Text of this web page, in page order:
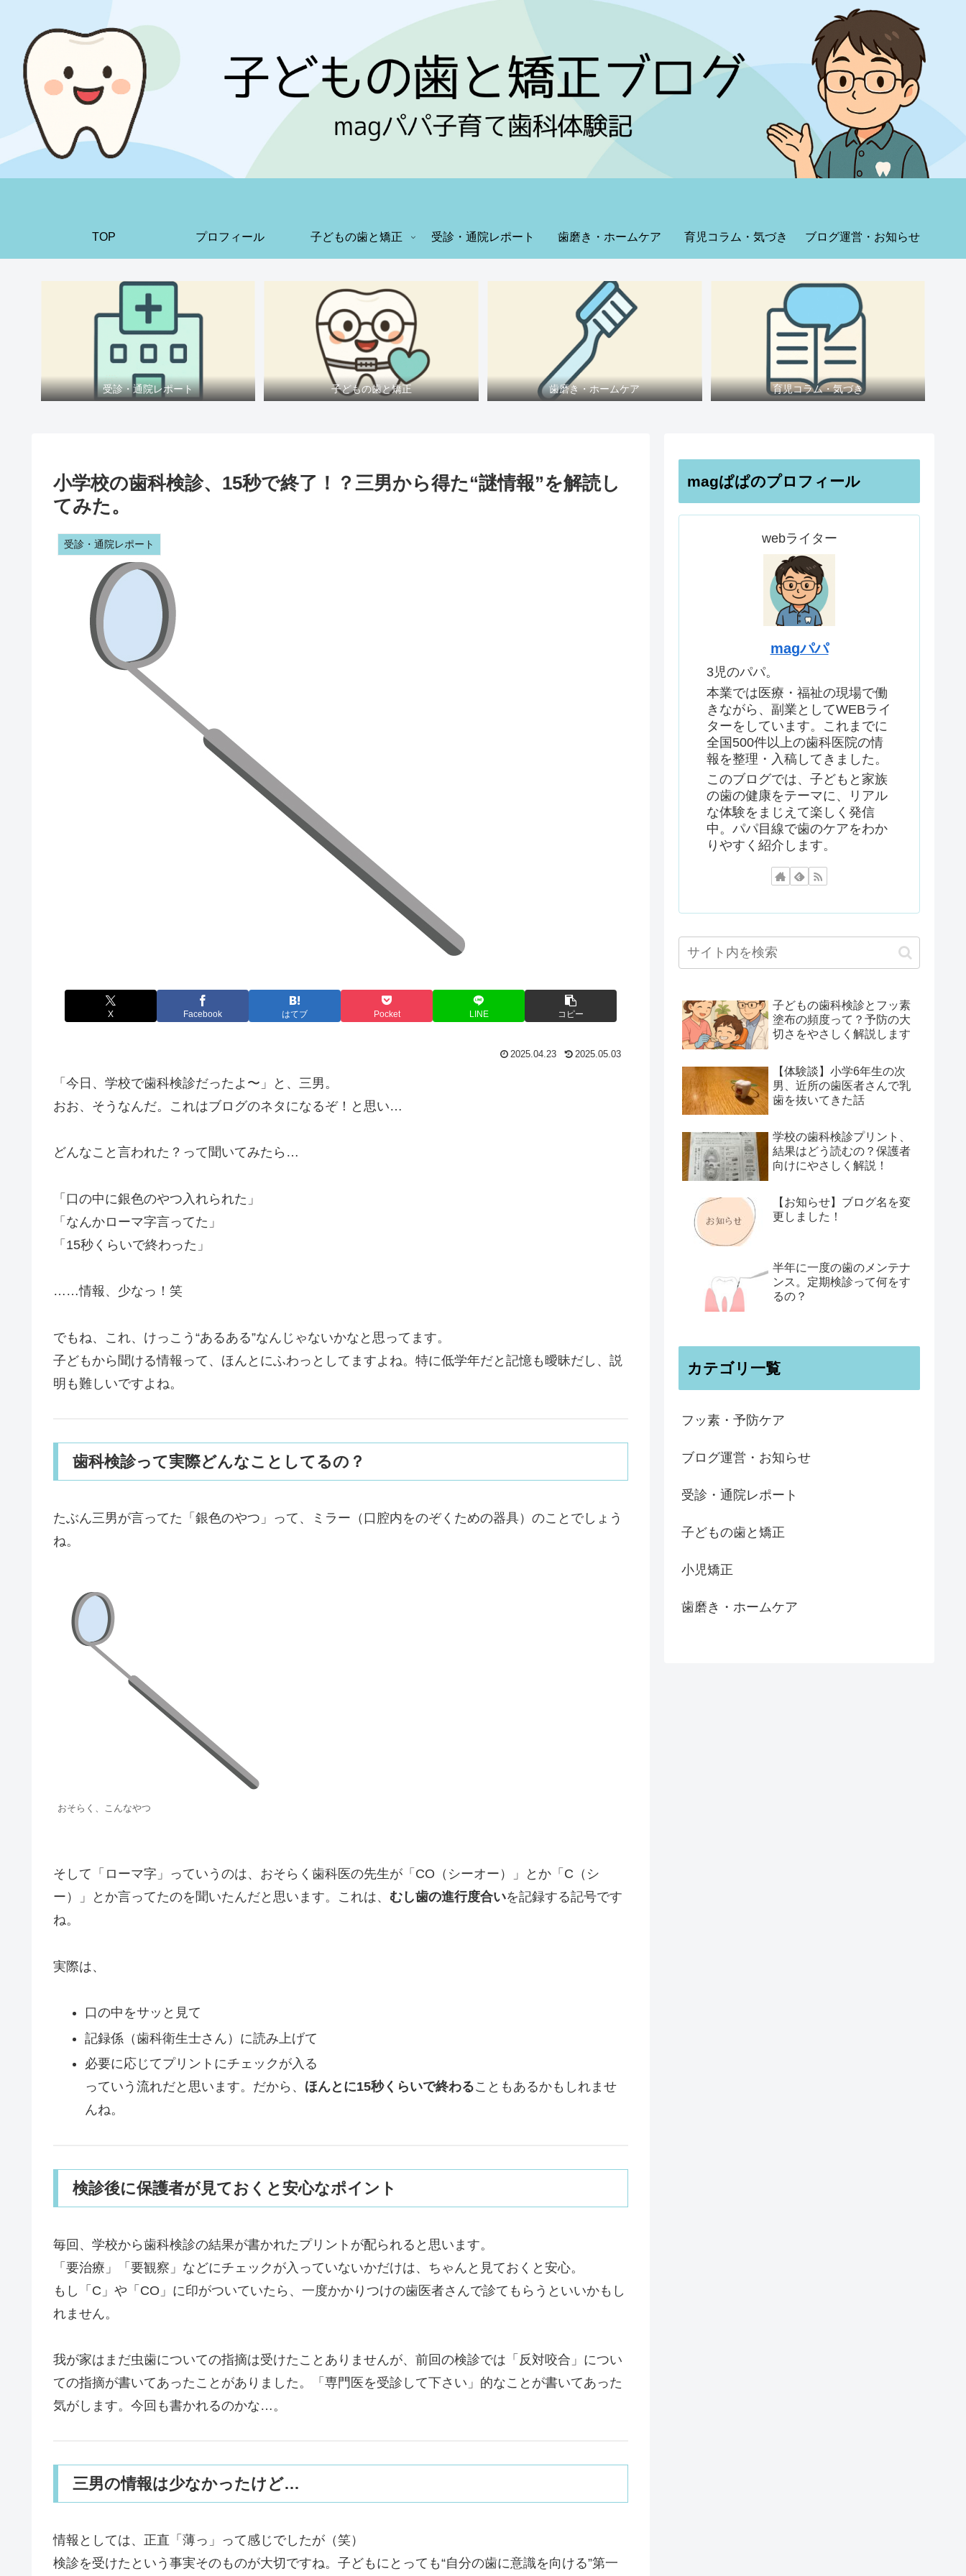
TOP プロフィール 子どもの歯と矯正 受診・通院レポート 歯磨き・ホームケア 育児コラム・気づき ブログ運営・お知らせ
受診・通院レポート 子どもの歯と矯正 歯磨き・ホームケア 育児コラム・気づき
小学校の歯科検診、15秒で終了！？三男から得た“謎情報”を解読し
てみた。
受診・通院レポート
X Facebook はてブ Pocket LINE コピー
2025.04.23 2025.05.03
「今日、学校で歯科検診だったよ〜」と、三男。
おお、そうなんだ。これはブログのネタになるぞ！と思い…
どんなこと言われた？って聞いてみたら…
「口の中に銀色のやつ入れられた」
「なんかローマ字言ってた」
「15秒くらいで終わった」
……情報、少なっ！笑
でもね、これ、けっこう“あるある”なんじゃないかなと思ってます。
子どもから聞ける情報って、ほんとにふわっとしてますよね。特に低学年だと記憶も曖昧だし、説
明も難しいですよね。
歯科検診って実際どんなことしてるの？
たぶん三男が言ってた「銀色のやつ」って、ミラー（口腔内をのぞくための器具）のことでしょう
ね。
おそらく、こんなやつ
そして「ローマ字」っていうのは、おそらく歯科医の先生が「CO（シーオー）」とか「C（シ
ー）」とか言ってたのを聞いたんだと思います。これは、 むし歯の進行度合いを記録する記号です
ね。
実際は、
口の中をサッと見て
記録係（歯科衛生士さん）に読み上げて
必要に応じてプリントにチェックが入る
っていう流れだと思います。だから、 ほんとに15秒くらいで終わることもあるかもしれませ
んね。
検診後に保護者が見ておくと安心なポイント
毎回、学校から歯科検診の結果が書かれたプリントが配られると思います。
「要治療」「要観察」などにチェックが入っていないかだけは、ちゃんと見ておくと安心。
もし「C」や「CO」に印がついていたら、一度かかりつけの歯医者さんで診てもらうといいかもし
れません。
我が家はまだ虫歯についての指摘は受けたことありませんが、前回の検診では「反対咬合」につい
ての指摘が書いてあったことがありました。「専門医を受診して下さい」的なことが書いてあった
気がします。今回も書かれるのかな…。
三男の情報は少なかったけど…
情報としては、正直「薄っ」って感じでしたが（笑）
検診を受けたという事実そのものが大切ですね。子どもにとっても“自分の歯に意識を向ける”第一
magぱぱのプロフィール
webライター
magパパ
3児のパパ。
本業では医療・福祉の現場で働
きながら、副業としてWEBライ
ターをしています。これまでに
全国500件以上の歯科医院の情
報を整理・入稿してきました。
このブログでは、子どもと家族
の歯の健康をテーマに、リアル
な体験をまじえて楽しく発信
中。パパ目線で歯のケアをわか
りやすく紹介します。
子どもの歯科検診とフッ素
塗布の頻度って？予防の大
切さをやさしく解説します
【体験談】小学6年生の次
男、近所の歯医者さんで乳
歯を抜いてきた話
学校の歯科検診プリント、
結果はどう読むの？保護者
向けにやさしく解説！
【お知らせ】ブログ名を変
更しました！
半年に一度の歯のメンテナ
ンス。定期検診って何をす
るの？
カテゴリ一覧
フッ素・予防ケア
ブログ運営・お知らせ
受診・通院レポート
子どもの歯と矯正
小児矯正
歯磨き・ホームケア